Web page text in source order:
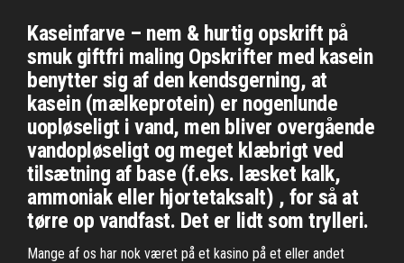
Kaseinfarve – nem & hurtig opskrift på
smuk giftfri maling Opskrifter med kasein
benytter sig af den kendsgerning, at
kasein (mælkeprotein) er nogenlunde
uopløseligt i vand, men bliver overgående
vandopløseligt og meget klæbrigt ved
tilsætning af base (f.eks. læsket kalk,
ammoniak eller hjortetaksalt) , for så at
tørre op vandfast. Det er lidt som trylleri.
Mange af os har nok været på et kasino på et eller andet